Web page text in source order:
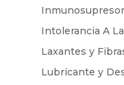
Inmunosupresor
Intolerancia A
Laxantes y
Lubricante y